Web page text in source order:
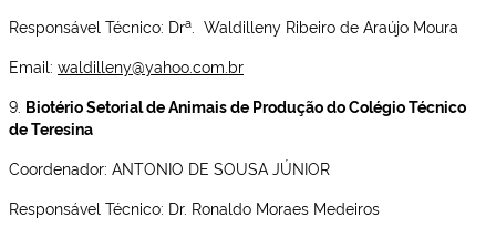
Responsável Técnico: Dra
. Waldilleny Ribeiro de Araújo Moura
Email: waldilleny@yahoo.com.br
9. Biotério Setorial de Animais de Produção do Colégio Técnico
de Teresina
Coordenador: ANTONIO DE SOUSA JÚNIOR
Responsável Técnico: Dr. Ronaldo Moraes Medeiros